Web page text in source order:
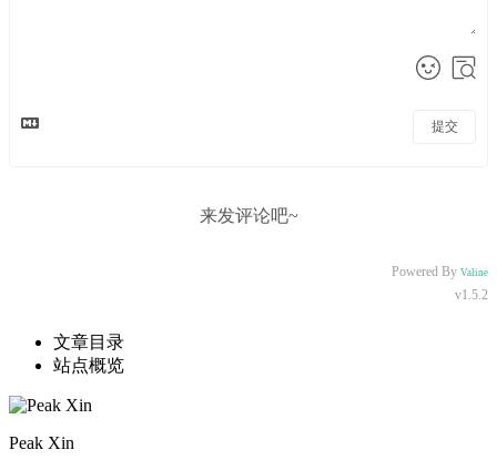
提交
来发评论吧~
Powered By Valine
v1.5.2
文章目录
站点概览
Peak Xin